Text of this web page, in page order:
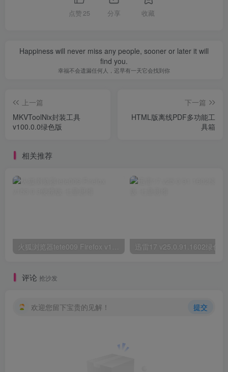
点赞 25 分享 收藏
Happiness will never miss any people, sooner or later it will
find you.
幸福不会遗漏任何人，迟早有一天它会找到你
上一篇
MKVToolNix封装工具
v100.0.0绿色版
下一篇
HTML版离线PDF多功能工
具箱
相关推荐
评论 抢沙发
欢迎您留下宝贵的见解！ 提交